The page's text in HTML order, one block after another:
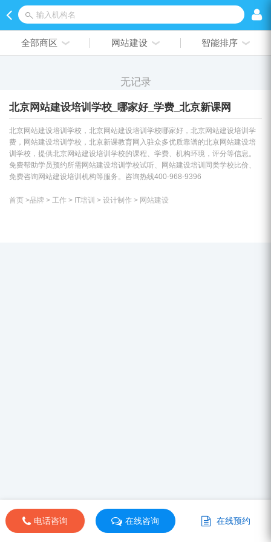
输入机构名
全部商区 网站建设 智能排序
无记录
北京网站建设培训学校_哪家好_学费_北京新课网
北京网站建设培训学校，北京网站建设培训学校哪家好，北京网站建设培训学
费，网站建设培训学校，北京新课教育网入驻众多优质靠谱的北京网站建设培
训学校，提供北京网站建设培训学校的课程、学费、机构环境，评分等信息。
免费帮助学员预约所需网站建设培训学校试听、网站建设培训同类学校比价、
免费咨询网站建设培训机构等服务。咨询热线400-968-9396
首页 >品牌 > 工作 > IT培训 > 设计制作 > 网站建设
电话咨询 在线咨询 在线预约